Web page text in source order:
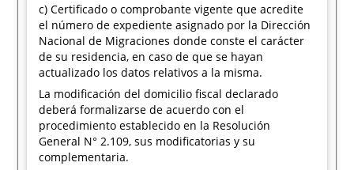
c) Certificado o comprobante vigente que acredite
el número de expediente asignado por la Dirección
Nacional de Migraciones donde conste el carácter
de su residencia, en caso de que se hayan
actualizado los datos relativos a la misma.
La modificación del domicilio fiscal declarado
deberá formalizarse de acuerdo con el
procedimiento establecido en la Resolución
General N° 2.109, sus modificatorias y su
complementaria.